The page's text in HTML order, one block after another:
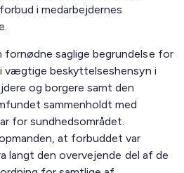
i medarbejdernes
saglige begrundelse for
vægtige beskyttelseshensyn i
og borgere samt den
sammenholdt med
for sundhedsområdet.
at forbuddet var
langt den overvejende del af de